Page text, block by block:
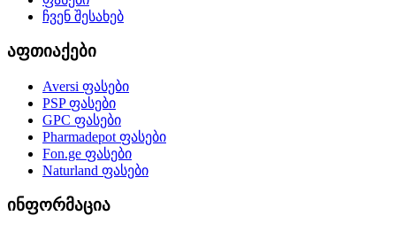
ჩვენ შესახებ
აფთიაქები
Aversi ფასები
PSPფასები
GPC ფასები
Pharmadepot ფასები
Fon.ge ფასები
Naturland ფასები
ინფორმაცია